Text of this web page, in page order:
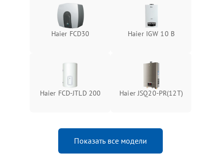
Haier FCD30 Haier IGW 10 B
Haier FCD-JTLD 200 Haier JSQ20-PR(12T)
Показать все модели